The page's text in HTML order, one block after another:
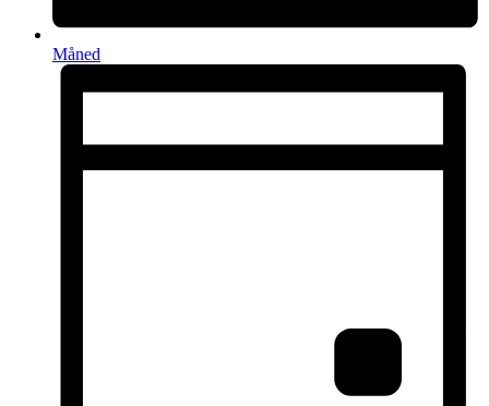
Måned